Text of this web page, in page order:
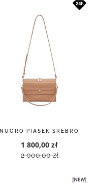
NUORO PIASEK SREBRO
1 800,00 zł
2 000,00 zł